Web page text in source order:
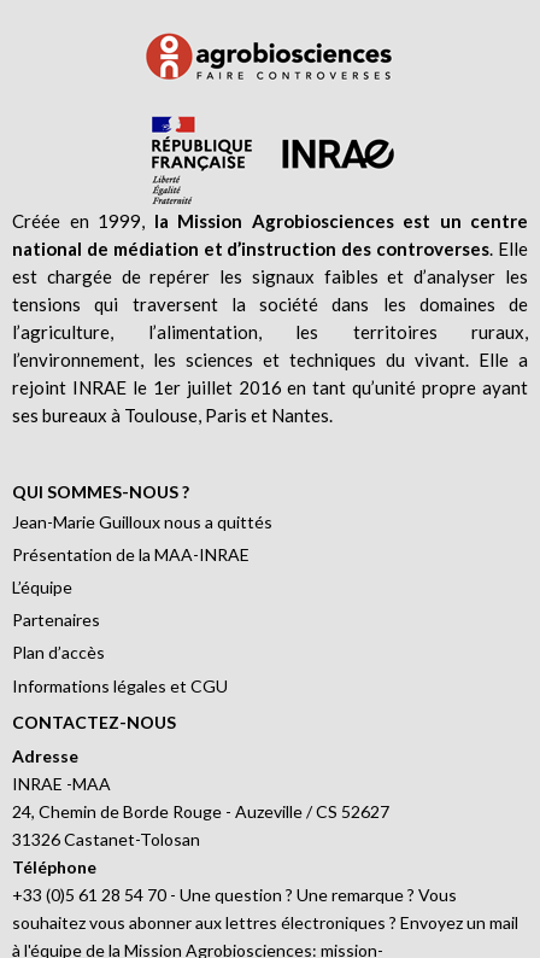
Créée en 1999, la Mission Agrobiosciences est un centre
national de médiation et d’instruction des controverses. Elle
est chargée de repérer les signaux faibles et d’analyser les
tensions qui traversent la société dans les domaines de
l’agriculture, l’alimentation, les territoires ruraux,
l’environnement, les sciences et techniques du vivant. Elle a
rejoint INRAE le 1er juillet 2016 en tant qu’unité propre ayant
ses bureaux à Toulouse, Paris et Nantes.
QUI SOMMES-NOUS ?
Jean-Marie Guilloux nous a quittés
Présentation de la MAA-INRAE
L’équipe
Partenaires
Plan d’accès
Informations légales et CGU
CONTACTEZ-NOUS
Adresse
INRAE -MAA
24, Chemin de Borde Rouge - Auzeville / CS 52627
31326 Castanet-Tolosan
Téléphone
+33 (0)5 61 28 54 70 - Une question ? Une remarque ? Vous
souhaitez vous abonner aux lettres électroniques ? Envoyez un mail
à l'équipe de la Mission Agrobiosciences: mission-